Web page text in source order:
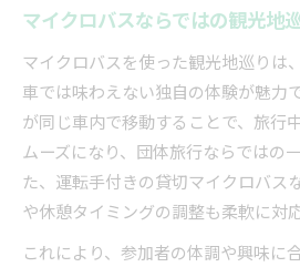
マイクロバスならではの観光地
マイクロバスを使った観光地巡りは
車では味わえない独自の体験が魅力
が同じ車内で移動することで、旅行
ムーズになり、団体旅行ならではの
た、運転手付きの貸切マイクロバス
や休憩タイミングの調整も柔軟に対
これにより、参加者の体調や興味に